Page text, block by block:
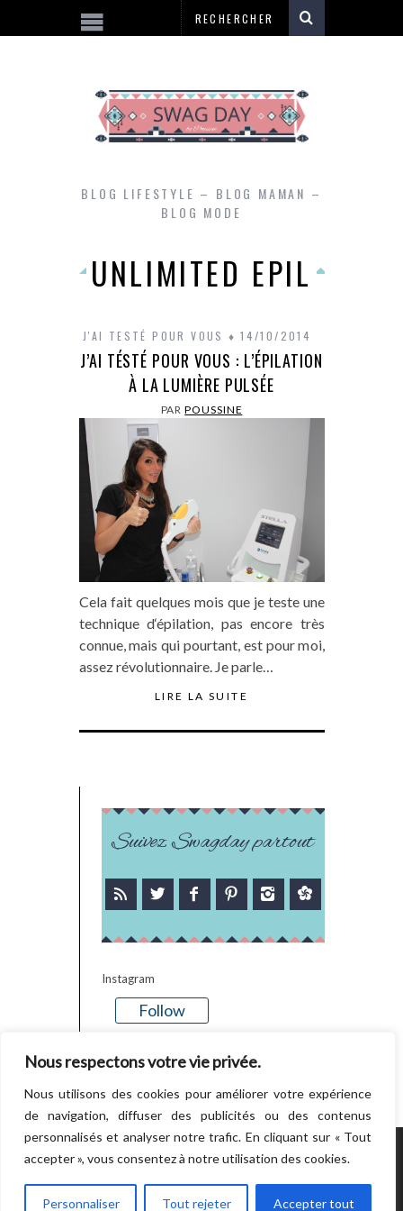
Nous respectons votre vie privée.
Nous utilisons des cookies pour améliorer votre expérience
de navigation, diffuser des publicités ou des contenus
personnalisés et analyser notre trafic. En cliquant sur « Tout
accepter », vous consentez à notre utilisation des cookies.
Personnaliser Tout rejeter Accepter tout
BLOG LIFESTYLE – BLOG MAMAN –
BLOG MODE
UNLIMITED EPIL
J'AI TESTÉ POUR VOUS 14/10/2014
J’AI TÉSTÉ POUR VOUS : L’ÉPILATION
À LA LUMIÈRE PULSÉE
PARPOUSSINE
Cela fait quelques mois que je teste une
technique d‘épilation, pas encore très
connue, mais qui pourtant, est pour moi,
assez révolutionnaire. Je parle…
LIRE LA SUITE
Suivez Swagday partout
Instagram
Follow
POWERED BY WORDPRESS.CREATED BY
THEMESINDEP
RETOUR EN HAUT